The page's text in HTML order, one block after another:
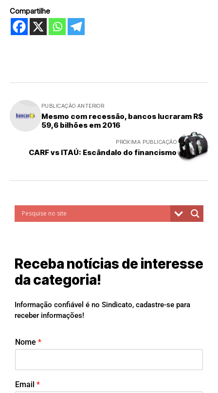
Compartilhe
PUBLICAÇÃO ANTERIOR
Mesmo com recessão, bancos lucraram R$
59,6 bilhões em 2016
PRÓXIMA PUBLICAÇÃO
CARF vs ITAÚ: Escândalo do financismo
Receba notícias de interesse
da categoria!
Informação confiável é no Sindicato, cadastre-se para
receber informações!
Nome *
Email *